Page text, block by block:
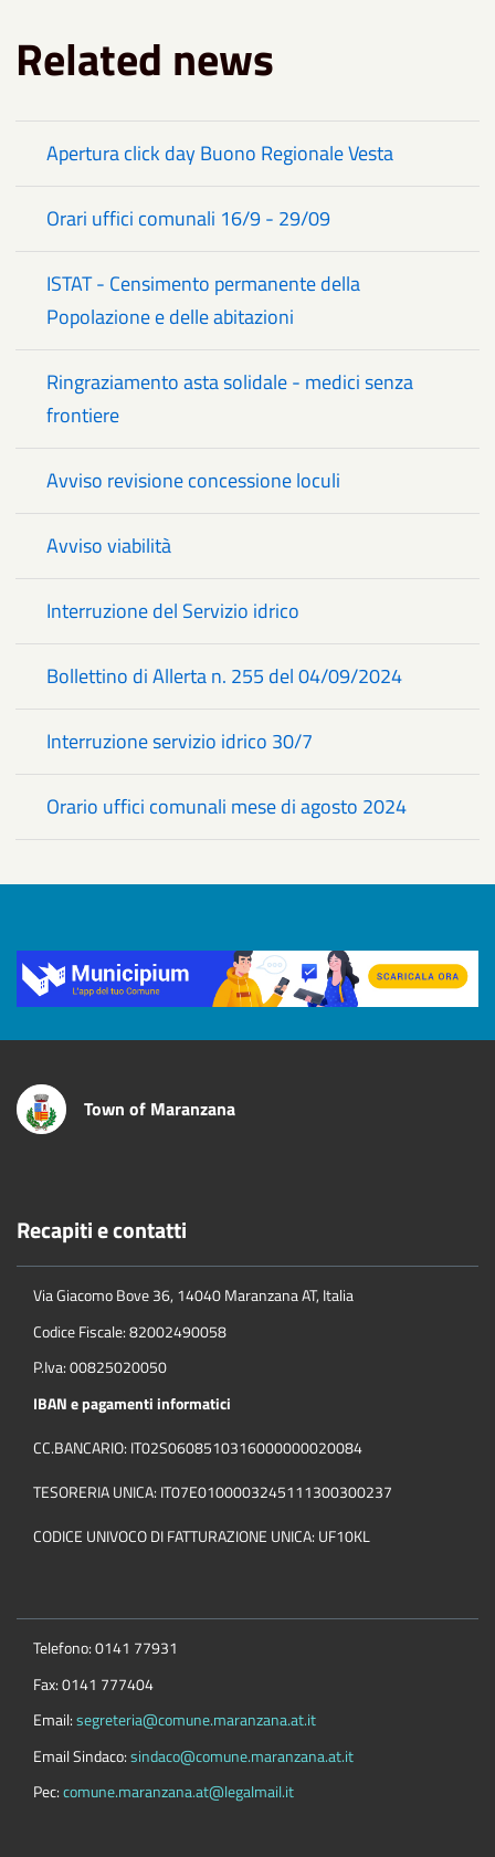
Related news
Apertura click day Buono Regionale Vesta
Orari uffici comunali 16/9 - 29/09
ISTAT - Censimento permanente della
Popolazione e delle abitazioni
Ringraziamento asta solidale - medici senza
frontiere
Avviso revisione concessione loculi
Avviso viabilità
Interruzione del Servizio idrico
Bollettino di Allerta n. 255 del 04/09/2024
Interruzione servizio idrico 30/7
Orario uffici comunali mese di agosto 2024
Title
Town of Maranzana
Recapiti e contatti
Via Giacomo Bove 36, 14040 Maranzana AT, Italia
Codice Fiscale: 82002490058
P.Iva: 00825020050
IBAN e pagamenti informatici
CC.BANCARIO: IT02S0608510316000000020084
TESORERIA UNICA: IT07E0100003245111300300237
CODICE UNIVOCO DI FATTURAZIONE UNICA: UF10KL
Telefono: 0141 77931
Fax: 0141 777404
Email:segreteria@comune.maranzana.at.it
Email Sindaco:sindaco@comune.maranzana.at.it
Pec:comune.maranzana.at@legalmail.it